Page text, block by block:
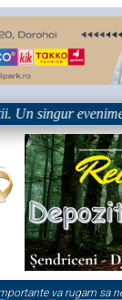
eveniment. O
va rugam sa